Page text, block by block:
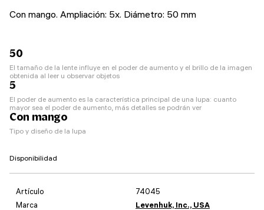
Con mango. Ampliación: 5x. Diámetro: 50 mm
50
El tamaño de la lente influye en el poder de aumento y el brillo de la imagen
obtenida al leer u observar objetos
5
El poder de aumento es la característica principal de una lupa: cuanto
mayor sea el poder de aumento, más detalles se podrán ver
Con mango
Tipo y diseño de la lupa
Disponibilidad
Artículo
74045
Marca
Levenhuk, Inc., USA